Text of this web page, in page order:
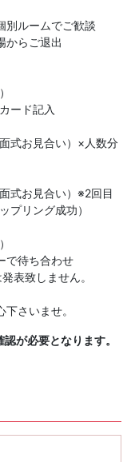
別ルームでご歓談
からご退出
ード記入
式お見合い）×人数分
式お見合い）※2回目
リング成功）
で待ち合わせ
表致しません。
さいませ。
が必要となります。